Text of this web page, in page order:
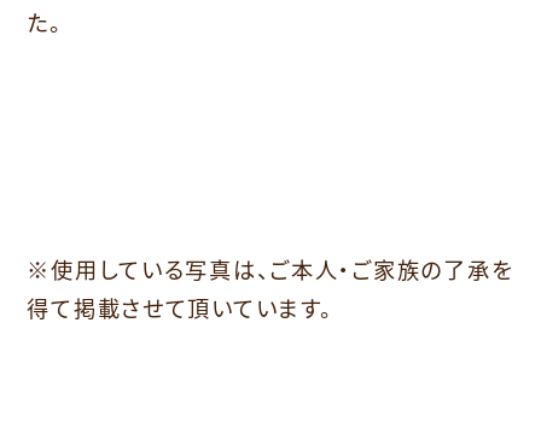
た。
※使用している写真は、ご本人・ご家族の了承を
得て掲載させて頂いています。